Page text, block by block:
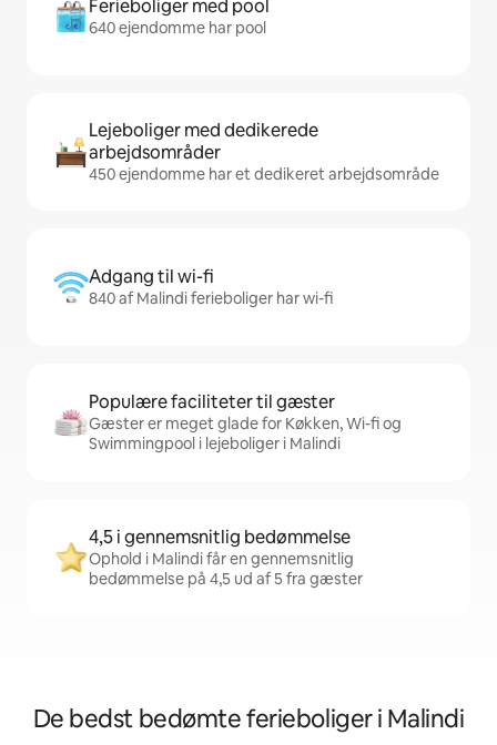
Ferieboliger med pool
640 ejendomme har pool
Lejeboliger med dedikerede
arbejdsområder
450 ejendomme har et dedikeret arbejdsområde
Adgang til wi-fi
840 af Malindi ferieboliger har wi-fi
Populære faciliteter til gæster
Gæster er meget glade for Køkken, Wi-fi og
Swimmingpool i lejeboliger i Malindi
4,5 i gennemsnitlig bedømmelse
Ophold i Malindi får en gennemsnitlig
bedømmelse på 4,5 ud af 5 fra gæster
De bedst bedømte ferieboliger i Malindi